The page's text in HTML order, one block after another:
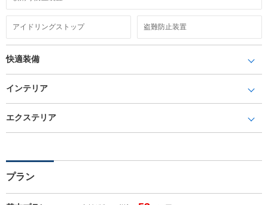
アイドリングストップ 盗難防止装置
快適装備
インテリア
エクステリア
プラン